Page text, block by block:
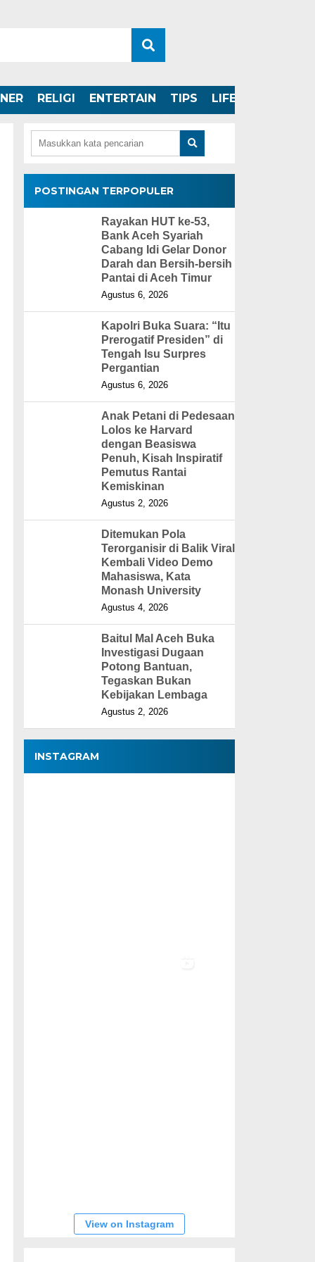
RELIGI ENTERTAIN TIPS LIFESTYLE
POSTINGAN TERPOPULER
Rayakan HUT ke-53,
Bank Aceh Syariah
Cabang Idi Gelar Donor
Darah dan Bersih-bersih
Pantai di Aceh Timur
Agustus 6, 2026
Kapolri Buka Suara: “Itu
Prerogatif Presiden” di
Tengah Isu Surpres
Pergantian
Agustus 6, 2026
Anak Petani di Pedesaan
Lolos ke Harvard
dengan Beasiswa
Penuh, Kisah Inspiratif
Pemutus Rantai
Kemiskinan
Agustus 2, 2026
Ditemukan Pola
Terorganisir di Balik Viral
Kembali Video Demo
Mahasiswa, Kata
Monash University
Agustus 4, 2026
Baitul Mal Aceh Buka
Investigasi Dugaan
Potong Bantuan,
Tegaskan Bukan
Kebijakan Lembaga
Agustus 2, 2026
INSTAGRAM
View on Instagram